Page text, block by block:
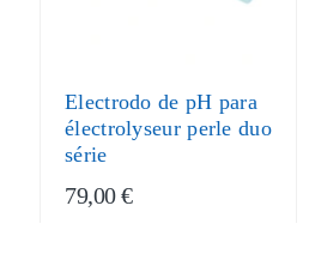
Electrodo de pH para
électrolyseur perle duo
série
79,00 €